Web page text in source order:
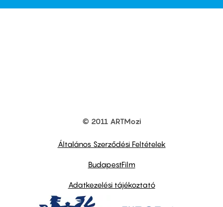
© 2011 ARTMozi
Általános Szerződési Feltételek
BudapestFilm
Adatkezelési tájékoztató